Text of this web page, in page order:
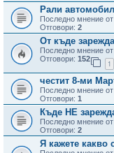
Рали
Последно мнение от
Отговори: 2
От къде
Последно мнение от
Отговори: 152
1
честит 8-ми
Последно мнение от
Отговори: 1
Къде НЕ
Последно мнение от
Отговори: 2
Я кажете какво